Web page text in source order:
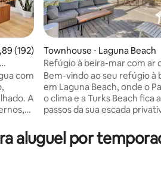
de uma avaliação média de 5, 192
(192)
de
com
A
Townhouse ⋅ Laguna Beach
Refúgio à beira-mar com ar
e acesso à Turks Beach
Bem-vindo ao seu refúgio à
em Laguna Beach, onde o
o clima e a Turks Beach fica
passos da sua escada privativa.
- Frente ao mar com vista
para o mar por dentro e por
aluguel por